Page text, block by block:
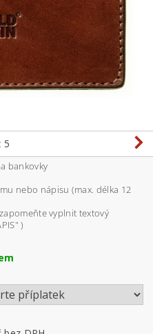
5
bankovky
nebo nápisu (max. délka 12
vyplnit textový
)